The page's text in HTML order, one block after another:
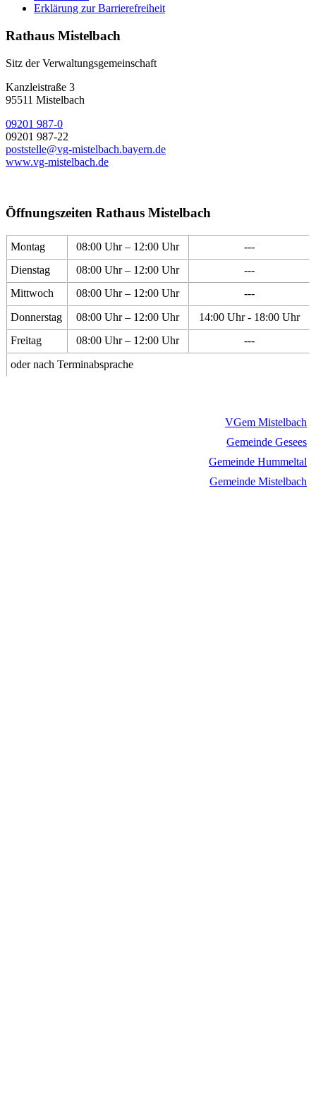
Erklärung zur Barrierefreiheit
Rathaus Mistelbach
Sitz der Verwaltungsgemeinschaft
Kanzleistraße 3
95511 Mistelbach
09201 987-0
09201 987-22
poststelle@vg-mistelbach.bayern.de
www.vg-mistelbach.de
Öffnungszeiten Rathaus Mistelbach
Montag 08:00 Uhr – 12:00 Uhr
---
Dienstag
08:00 Uhr – 12:00 Uhr
---
Mittwoch
08:00 Uhr – 12:00 Uhr
---
Donnerstag
08:00 Uhr – 12:00 Uhr
14:00 Uhr - 18:00 Uhr
Freitag
08:00 Uhr – 12:00 Uhr
---
oder nach Terminabsprache
VGem Mistelbach
Gemeinde Gesees
Gemeinde Hummeltal
Gemeinde Mistelbach